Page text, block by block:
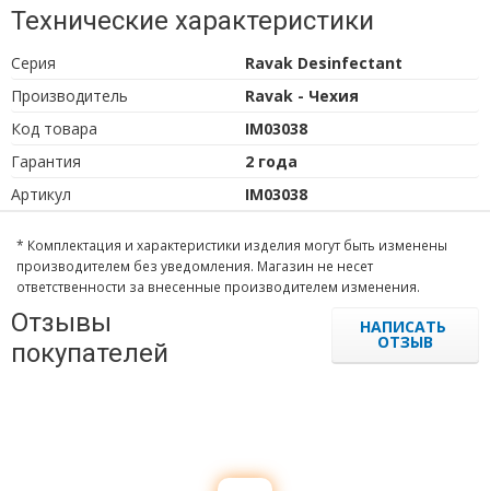
Технические характеристики
Серия
Ravak Desinfectant
Производитель
Ravak - Чехия
Код товара
IM03038
Гарантия
2 года
Артикул
IM03038
* Комплектация и характеристики изделия могут быть изменены
производителем без уведомления. Магазин не несет
ответственности за внесенные производителем изменения.
Отзывы
покупателей
НАПИСАТЬ
ОТЗЫВ